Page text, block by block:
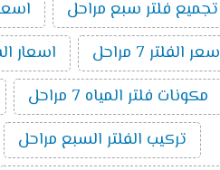
تجميع فلتر سبع مراحل
اسعار
سعر الفلتر 7 مراحل
اسعار
مكونات فلتر المياه 7 مراحل
تركيب الفلتر السبع مراحل